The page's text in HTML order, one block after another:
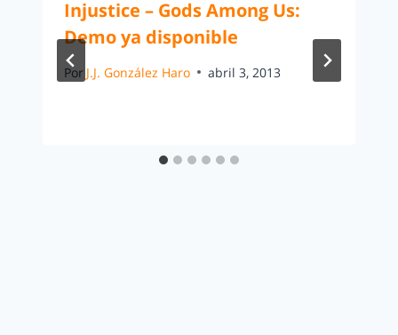
Injustice – Gods Among Us:
Demo ya disponible
Por J.J. González Haro abril 3, 2013